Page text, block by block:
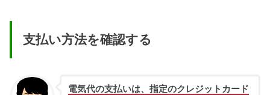
支払い方法を確認する
電気代の支払いは、指定のクレジットカード